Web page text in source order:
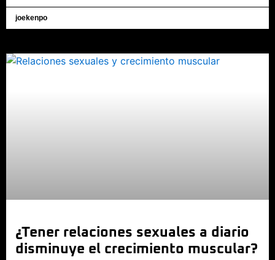
joekenpo
¿Tener relaciones sexuales a diario
disminuye el crecimiento muscular?